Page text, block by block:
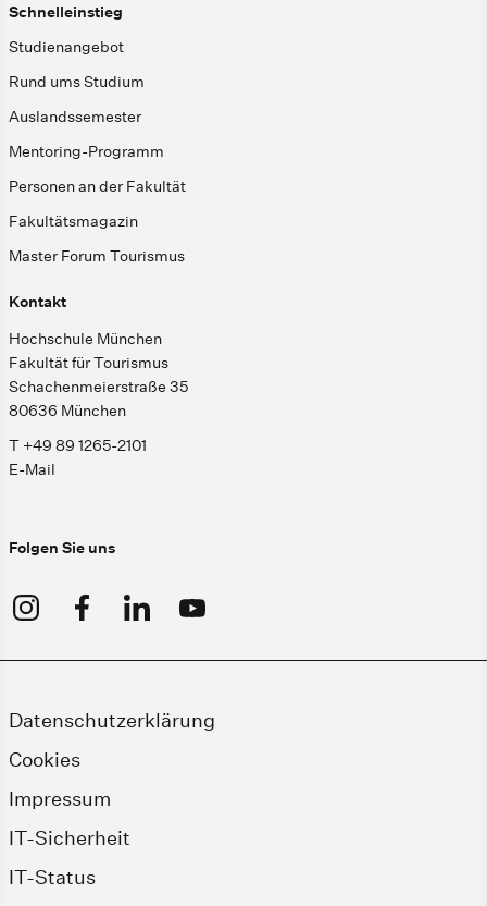
Schnelleinstieg
Studienangebot
Rund ums Studium
Auslandssemester
Mentoring-Programm
Personen an der Fakultät
Fakultätsmagazin
Master Forum Tourismus
Kontakt
Hochschule München
Fakultät für Tourismus
Schachenmeierstraße 35
80636 München
T +49 89 1265-2101
E-Mail
Folgen Sie uns
Datenschutzerklärung
Cookies
Impressum
IT-Sicherheit
IT-Status